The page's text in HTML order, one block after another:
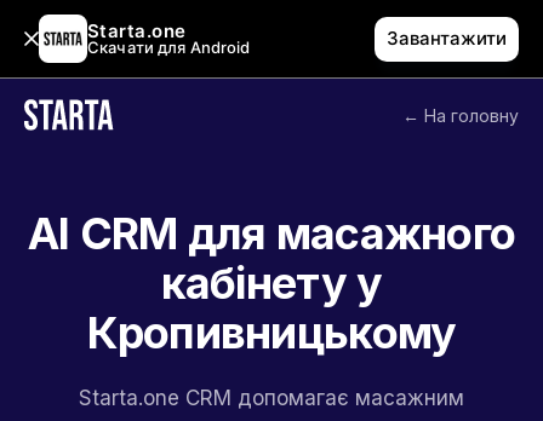
Starta.one
Скачати для Android Завантажити
← На головну
AI CRM для масажного
кабінету у
Кропивницькому
Starta.one CRM допомагає масажним